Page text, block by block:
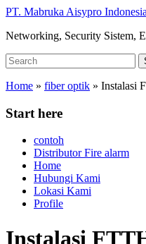
Skip
main
PT. Mabruka Aisypro Indonesia
Networking, Security Sistem,
Search
for:
Home » fiber optik » Instalasi
Start here
contoh
Distributor Fire alarm
Home
Hubungi Kami
Lokasi Kami
Profile
Instalasi